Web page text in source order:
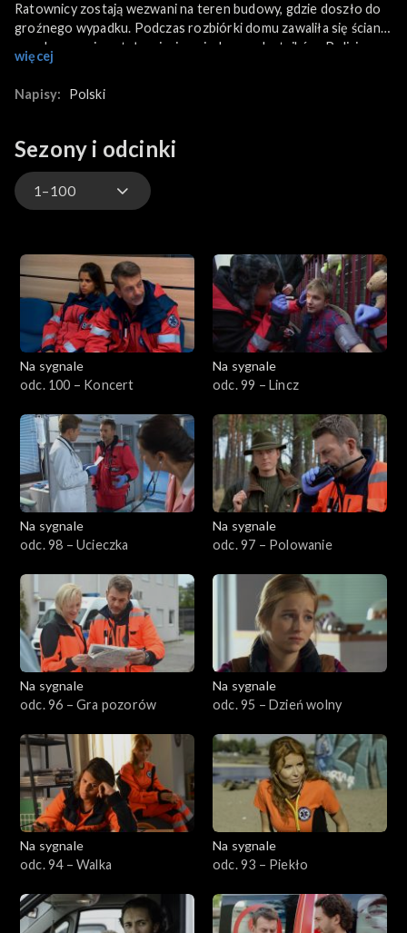
Ratownicy zostają wezwani na teren budowy, gdzie doszło do
groźnego wypadku. Podczas rozbiórki domu zawaliła się ściana,
a pod gruzami został uwięziony jeden z robotników. Policja
odkrywa, że na budowie złamano przepisy.
więcej
Napisy: Polski
Sezony i odcinki
1–100
801–900
701–800
601–700
501–600
401–500
301–400
101–200
1–100
Na sygnale
odc. 100 – Koncert
Na sygnale
odc. 99 – Lincz
Na sygnale
odc. 98 – Ucieczka
Na sygnale
odc. 97 – Polowanie
Na sygnale
odc. 96 – Gra pozorów
Na sygnale
odc. 95 – Dzień wolny
Na sygnale
odc. 94 – Walka
Na sygnale
odc. 93 – Piekło